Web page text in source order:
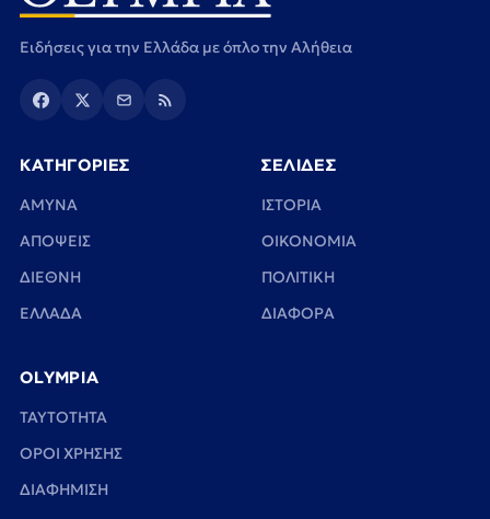
Ειδήσεις για την Ελλάδα με όπλο την Αλήθεια
ΚΑΤΗΓΟΡΙΕΣ
ΑΜΥΝΑ
ΑΠΟΨΕΙΣ
ΔΙΕΘΝΗ
ΕΛΛΑΔΑ
ΣΕΛΙΔΕΣ
ΙΣΤΟΡΙΑ
ΟΙΚΟΝΟΜΙΑ
ΠΟΛΙΤΙΚΗ
ΔΙΑΦΟΡΑ
OLYMPIA
TAYTOTHTA
ΟΡΟΙ ΧΡΗΣΗΣ
ΔΙΑΦΗΜΙΣΗ